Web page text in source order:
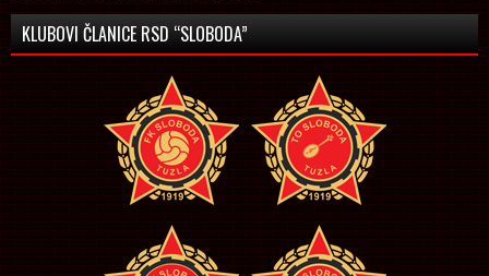
KLUBOVI ČLANICE RSD “SLOBODA”